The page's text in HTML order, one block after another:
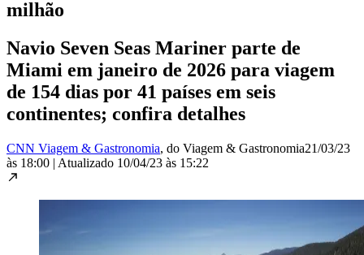
milhão
Navio Seven Seas Mariner parte de
Miami em janeiro de 2026 para viagem
de 154 dias por 41 países em seis
continentes; confira detalhes
CNN Viagem & Gastronomia, do Viagem & Gastronomia21/03/23
às 18:00 | Atualizado 10/04/23 às 15:22